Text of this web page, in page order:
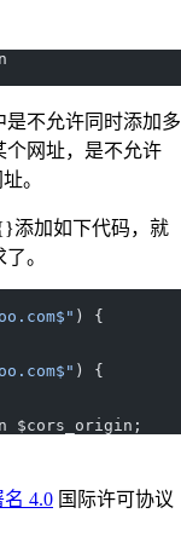
不允许同时添加多
个网址，是不允许
。
添加如下代码，就
。
) {
) {
$cors_origin;
4.0 国际许可协议